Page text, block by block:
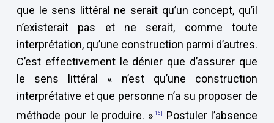
que le sens littéral ne serait qu’un concept, qu’il
n’existerait pas et ne serait, comme toute
interprétation, qu’une construction parmi d’autres.
C’est effectivement le dénier que d’assurer que
le sens littéral « n’est qu’une construction
interprétative et que personne n’a su proposer de
méthode pour le produire. » [16]
Postuler l’absence